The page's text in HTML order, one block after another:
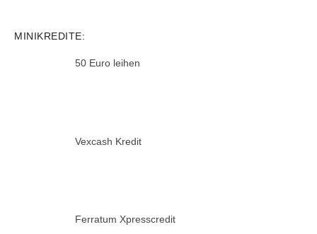
MINIKREDITE:
50 Euro leihen
Vexcash Kredit
Ferratum Xpresscredit